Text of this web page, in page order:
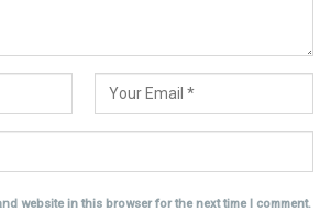
website in this browser for the next time I comment.